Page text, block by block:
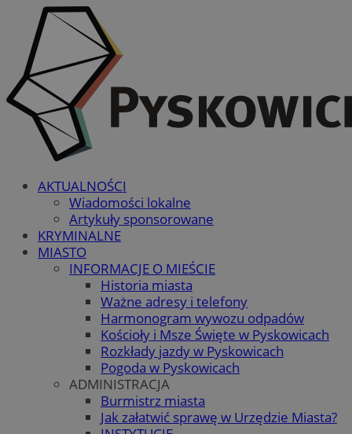
AKTUALNOŚCI
Wiadomości lokalne
Artykuły sponsorowane
KRYMINALNE
MIASTO
INFORMACJE O MIEŚCIE
Historia miasta
Ważne adresy i telefony
Harmonogram wywozu odpadów
Kościoły i Msze Święte w Pyskowicach
Rozkłady jazdy w Pyskowicach
Pogoda w Pyskowicach
ADMINISTRACJA
Burmistrz miasta
Jak załatwić sprawę w Urzędzie Miasta?